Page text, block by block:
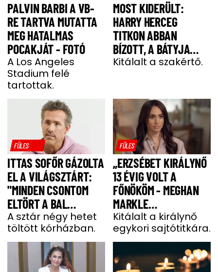
PALVIN BARBI A VB-
RE TARTVA MUTATTA
MEG HATALMAS
POCAKJÁT - FOTÓ
A Los Angeles
Stadium felé
tartottak.
MOST KIDERÜLT:
HARRY HERCEG
TITKON ABBAN
BÍZOTT, A BÁTYJA
KÖNYÖRÖGNI FOG NEKI
Kitálalt a szakértő.
FÜLES
ITTAS SOFŐR GÁZOLTA
EL A VILÁGSZTÁRT:
"MINDEN CSONTOM
ELTÖRT A BAL
OLDALAMON"
A sztár négy hetet
töltött kórházban.
FÜLES
„ERZSÉBET KIRÁLYNŐ
13 ÉVIG VOLT A
FŐNÖKÖM - MEGHAN
MARKLE
MEGJEGYZÉSE
MEGDÖBBENTETT”
Kitálalt a királynő
egykori sajtótitkára.